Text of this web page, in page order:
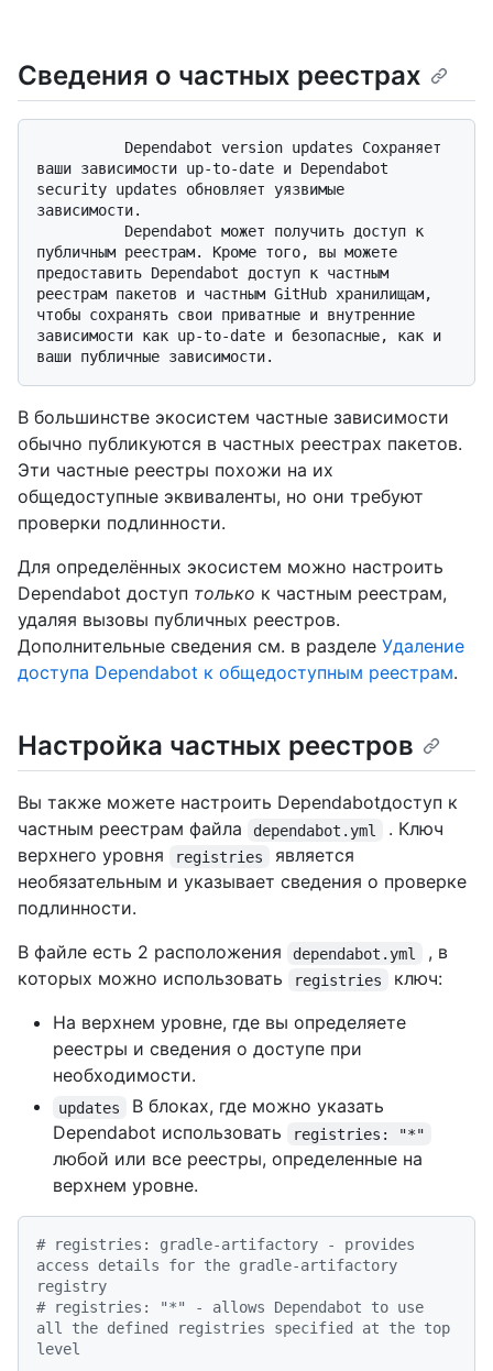
Сведения о частных реестрах
ваши зависимости up-to-date и Dependabot
security updates обновляет уязвимые
зависимости.
публичным реестрам. Кроме того, вы можете
предоставить Dependabot доступ к частным
реестрам пакетов и частным GitHub хранилищам,
чтобы сохранять свои приватные и внутренние
зависимости как up-to-date и безопасные, как и
В большинстве экосистем частные зависимости
обычно публикуются в частных реестрах пакетов.
Эти частные реестры похожи на их
общедоступные эквиваленты, но они требуют
проверки подлинности.
Для определённых экосистем можно настроить
Dependabot доступ только к частным реестрам,
удаляя вызовы публичных реестров.
Дополнительные сведения см. в разделе Удаление
доступа Dependabot к общедоступным реестрам.
Настройка частных реестров
Вы также можете настроить Dependabotдоступ к
частным реестрам файла
dependabot.yml
. Ключ
верхнего уровня
registries
является
необязательным и указывает сведения о проверке
подлинности.
В файле есть 2 расположения
dependabot.yml
, в
которых можно использовать
registries
ключ:
На верхнем уровне, где вы определяете
реестры и сведения о доступе при
необходимости.
updates
В блоках, где можно указать
Dependabot использовать
registries: "*"
любой или все реестры, определенные на
верхнем уровне.
# registries: gradle-artifactory - provides
access details for the gradle-artifactory
registry
# registries: "*" - allows Dependabot to use
all the defined registries specified at the top
level